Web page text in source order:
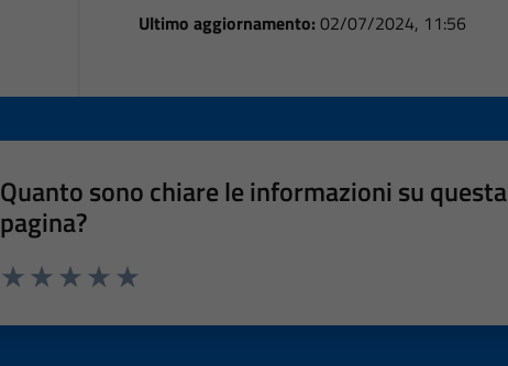
Ultimo aggiornamento: 02/07/2024, 11:56
Quanto sono chiare le informazioni su questa
pagina?